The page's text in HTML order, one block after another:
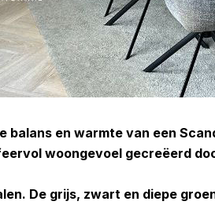
balans en warmte van een
woongevoel gecreëerd
De grijs, zwart en diepe